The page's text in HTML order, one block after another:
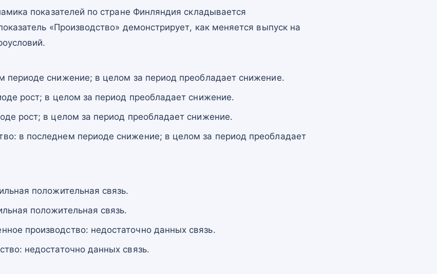
показателей по стране Финляндия складывается
«Производство» демонстрирует, как меняется выпуск на
периоде снижение; в целом за период преобладает снижение.
рост; в целом за период преобладает снижение.
рост; в целом за период преобладает снижение.
в последнем периоде снижение; в целом за период преобладает
положительная связь.
положительная связь.
производство: недостаточно данных связь.
недостаточно данных связь.